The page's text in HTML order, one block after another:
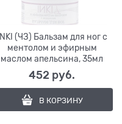
INKI (ЧЗ) Бальзам для ног с
ментолом и эфирным
маслом апельсина, 35мл
452 руб.
В КОРЗИНУ